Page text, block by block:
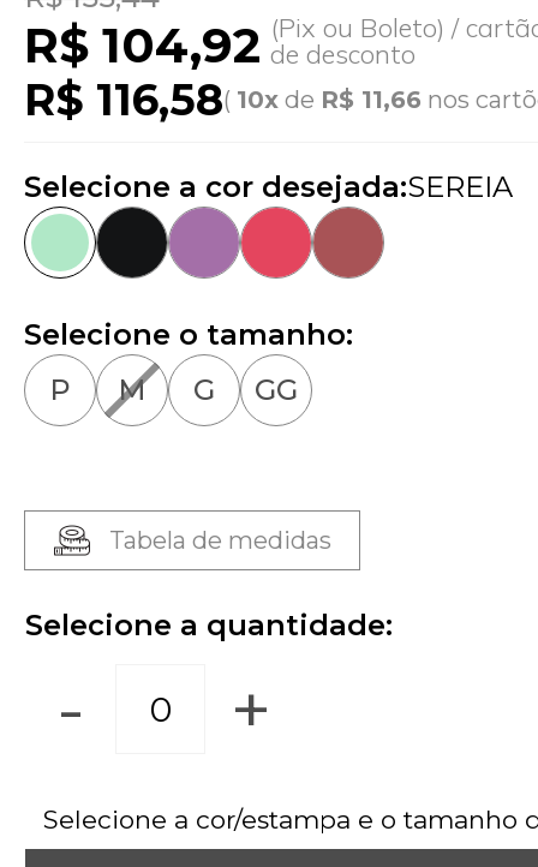
R$ 104,92 (Pix ou Boleto) /
de desconto
R$ 116,58( 10x de R$ 11,66 nos
Selecione a cor desejada:SEREIA
Selecione o tamanho:
P
M G GG
Tabela de medidas
Selecione a quantidade:
- +
Selecione a cor/estampa e o tamanho